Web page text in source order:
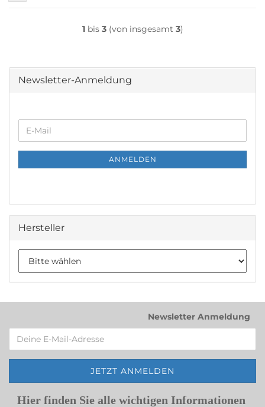
1bis 3(von insgesamt 3)
Newsletter-Anmeldung
WEITER
ZUR
NEWSLETTER-
E-
Mail
ANMELDEN
Hersteller
Newsletter Anmeldung
Hier finden Sie alle wichtigen Informationen